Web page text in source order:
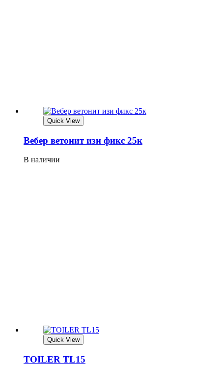
Quick View
Вебер ветонит изи фикс 25к
В наличии
Quick View
TOILER TL15